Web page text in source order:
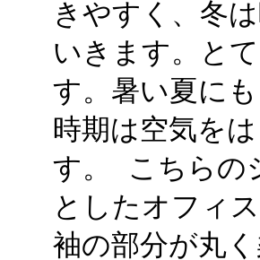
きやすく、冬
いきます。と
す。暑い夏に
時期は空気を
す。 こちらの
としたオフィ
袖の部分が丸